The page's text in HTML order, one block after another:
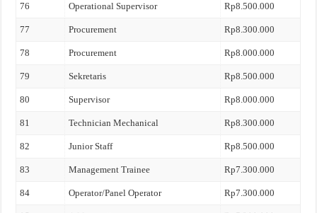
76 Operational Supervisor Rp8.500.000
77 Procurement Rp8.300.000
78 Procurement Rp8.000.000
79 Sekretaris Rp8.500.000
80 Supervisor Rp8.000.000
81 Technician Mechanical Rp8.300.000
82 Junior Staff Rp8.500.000
83 Management Trainee Rp7.300.000
84 Operator/Panel Operator Rp7.300.000